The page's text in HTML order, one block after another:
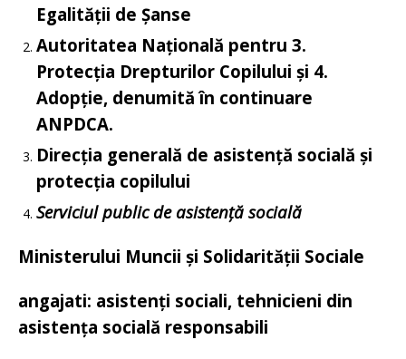
Egalității de Șanse
Autoritatea Națională pentru 3.
Protecția Drepturilor Copilului și 4.
Adopție, denumită în continuare
ANPDCA.
Direcția generală de asistență socială și
protecția copilului
Serviciul public de asistență socială
Ministerului Muncii și Solidarității Sociale
angajati: asistenți sociali, tehnicieni din
asistența socială responsabili